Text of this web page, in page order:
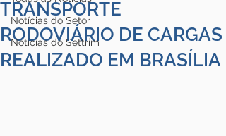
Notícias do Setor
Notícias do Settrim
TRANSPORTE
RODOVIÁRIO DE CARGAS
REALIZADO EM BRASÍLIA